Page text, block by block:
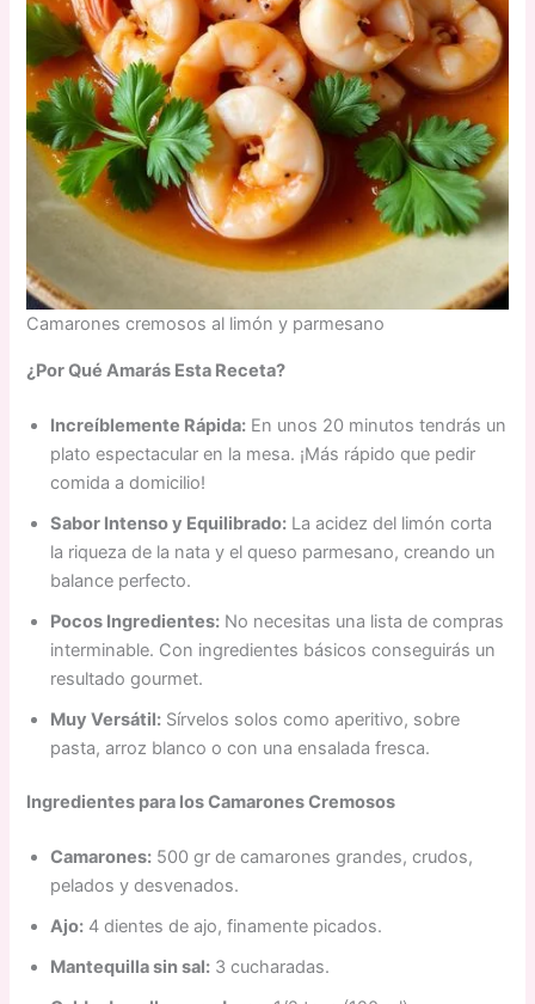
Camarones cremosos al limón y parmesano
¿Por Qué Amarás Esta Receta?
Increíblemente Rápida: En unos 20 minutos tendrás un
plato espectacular en la mesa. ¡Más rápido que pedir
comida a domicilio!
Sabor Intenso y Equilibrado: La acidez del limón corta
la riqueza de la nata y el queso parmesano, creando un
balance perfecto.
Pocos Ingredientes: No necesitas una lista de compras
interminable. Con ingredientes básicos conseguirás un
resultado gourmet.
Muy Versátil: Sírvelos solos como aperitivo, sobre
pasta, arroz blanco o con una ensalada fresca.
Ingredientes para los Camarones Cremosos
Camarones: 500 gr de camarones grandes, crudos,
pelados y desvenados.
Ajo: 4 dientes de ajo, finamente picados.
Mantequilla sin sal: 3 cucharadas.